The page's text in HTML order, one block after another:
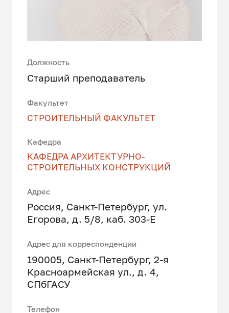
Должность
Старший преподаватель
Факультет
СТРОИТЕЛЬНЫЙ ФАКУЛЬТЕТ
Кафедра
КАФЕДРА АРХИТЕКТУРНО-
СТРОИТЕЛЬНЫХ КОНСТРУКЦИЙ
Адрес
Россия, Санкт-Петербург, ул.
Егорова, д. 5/8, каб. 303-Е
Адрес для корреспонденции
190005, Санкт-Петербург, 2-я
Красноармейская ул., д. 4,
СПбГАСУ
Телефон